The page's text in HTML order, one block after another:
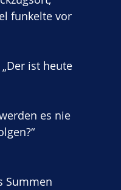
funkelte vor
ist heute
es nie
Summen